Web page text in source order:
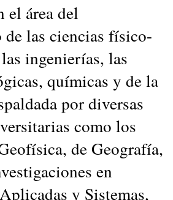
el área del
las ciencias físico-
ingenierías, las
químicas y de la
por diversas
como los
de Geografía,
en
y Sistemas,